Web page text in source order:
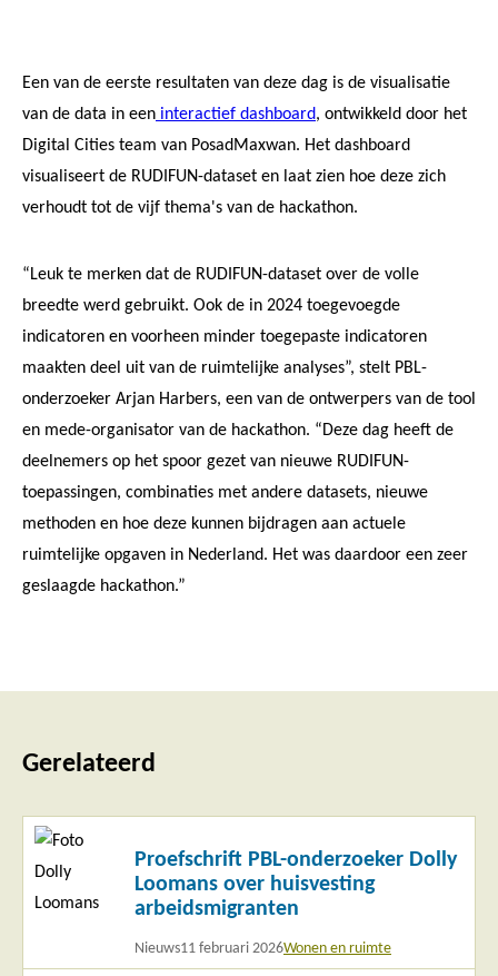
Een van de eerste resultaten van deze dag is de visualisatie
van de data in een interactief dashboard, ontwikkeld door het
Digital Cities team van PosadMaxwan. Het dashboard
visualiseert de RUDIFUN-dataset en laat zien hoe deze zich
verhoudt tot de vijf thema's van de hackathon.
“Leuk te merken dat de RUDIFUN-dataset over de volle
breedte werd gebruikt. Ook de in 2024 toegevoegde
indicatoren en voorheen minder toegepaste indicatoren
maakten deel uit van de ruimtelijke analyses”, stelt PBL-
onderzoeker Arjan Harbers, een van de ontwerpers van de tool
en mede-organisator van de hackathon. “Deze dag heeft de
deelnemers op het spoor gezet van nieuwe RUDIFUN-
toepassingen, combinaties met andere datasets, nieuwe
methoden en hoe deze kunnen bijdragen aan actuele
ruimtelijke opgaven in Nederland. Het was daardoor een zeer
geslaagde hackathon.”
Gerelateerd
Proefschrift PBL-onderzoeker Dolly
Loomans over huisvesting
arbeidsmigranten
Nieuws11 februari 2026Wonen en ruimte
Lees
meer